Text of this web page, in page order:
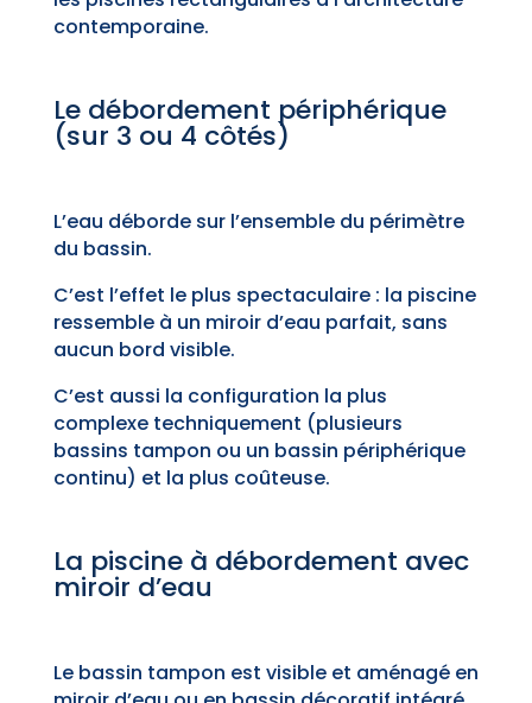
contemporaine.
Le débordement périphérique
(sur 3 ou 4 côtés)
L’eau déborde sur l’ensemble du périmètre
du bassin.
C’est l’effet le plus spectaculaire : la piscine
ressemble à un miroir d’eau parfait, sans
aucun bord visible.
C’est aussi la configuration la plus
complexe techniquement (plusieurs
bassins tampon ou un bassin périphérique
continu) et la plus coûteuse.
La piscine à débordement avec
miroir d’eau
Le bassin tampon est visible et aménagé en